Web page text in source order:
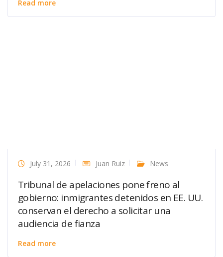
Read more
July 31, 2026 Juan Ruiz News
Tribunal de apelaciones pone freno al
gobierno: inmigrantes detenidos en EE. UU.
conservan el derecho a solicitar una
audiencia de fianza
Read more